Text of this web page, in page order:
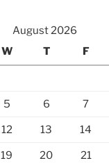
August 2026
W T F
5 6 7
12 13 14
19 20 21